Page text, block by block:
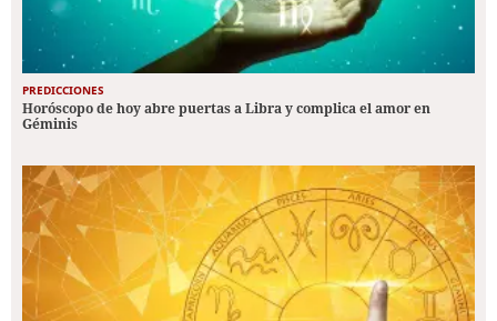
PREDICCIONES
Horóscopo de hoy abre puertas a Libra y complica el amor en
Géminis